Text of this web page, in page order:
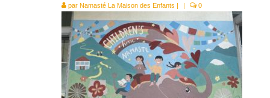
par Namasté La Maison des Enfants | | 0